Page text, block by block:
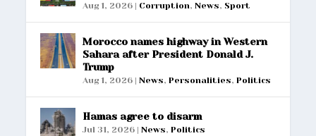
Aug 1, 2026 | Corruption,News, Sport
Morocco names highway in Western
Sahara after President Donald J.
Trump
Aug 1, 2026 |News,Personalities,Politics
Hamas agree to disarm
Jul 31, 2026 |News,Politics